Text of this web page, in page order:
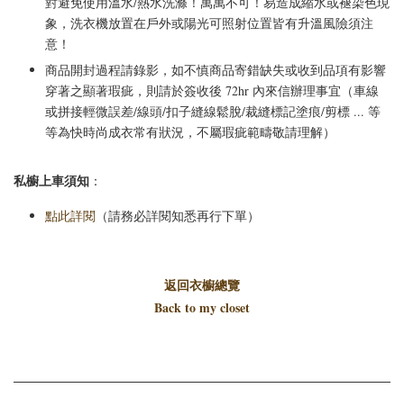
象，洗衣機放置在戶外或陽光可照射位置皆有升溫風險須注
意！
商品開封過程請錄影，如不慎商品寄錯缺失或收到品項有影響
穿著之顯著瑕疵，則請於簽收後 72hr 內來信辦理事宜（車線
或拼接輕微誤差/線頭/扣子縫線鬆脫/裁縫標記塗痕/剪標 ... 等
等為快時尚成衣常有狀況，不屬瑕疵範疇敬請理解）
私櫥上車須知 ：
點此詳閱 （請務必詳閱知悉再行下單）
返回衣櫥總覽
Back to my closet